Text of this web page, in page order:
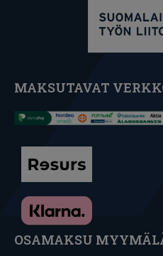
MAKSUTAVAT
OSAMAKSU